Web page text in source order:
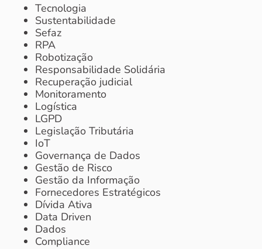
Tecnologia
Sustentabilidade
Sefaz
RPA
Robotização
Responsabilidade Solidária
Recuperação judicial
Monitoramento
Logística
LGPD
Legislação Tributária
IoT
Governança de Dados
Gestão de Risco
Gestão da Informação
Fornecedores Estratégicos
Dívida Ativa
Data Driven
Dados
Compliance